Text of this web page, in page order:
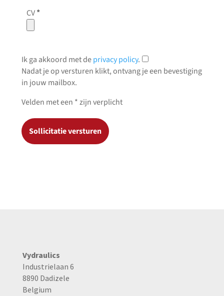
CV*
Ik ga akkoord met deprivacy policy.
Nadat je op versturen klikt, ontvang je een bevestiging
in jouw mailbox.
Velden met een * zijn verplicht
Sollicitatie versturen
Vydraulics
Industrielaan 6
8890 Dadizele
Belgium